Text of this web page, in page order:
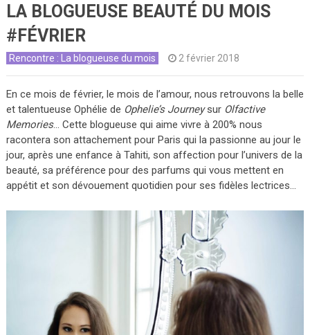
LA BLOGUEUSE BEAUTÉ DU MOIS
#FÉVRIER
Rencontre : La blogueuse du mois 2 février 2018
En ce mois de février, le mois de l’amour, nous retrouvons la belle
et talentueuse Ophélie de Ophelie’s Journeysur Olfactive
Memories… Cette blogueuse qui aime vivre à 200% nous
racontera son attachement pour Paris qui la passionne au jour le
jour, après une enfance à Tahiti, son affection pour l’univers de la
beauté, sa préférence pour des parfums qui vous mettent en
appétit et son dévouement quotidien pour ses fidèles lectrices…